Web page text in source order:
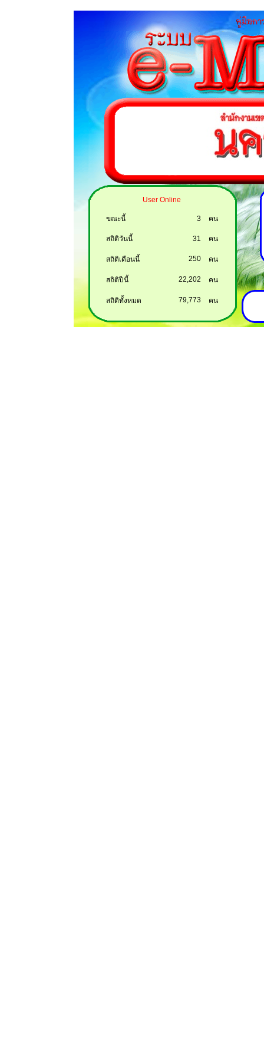
User Online
ขณะนี้ 3 คน
สถิติวันนี้ 31 คน
สถิติเดือนนี้ 250 คน
สถิติปีนี้ 22,202 คน
สถิติทั้งหมด 79,773 คน